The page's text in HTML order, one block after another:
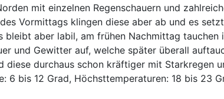
mit einzelnen Regenschauern und
Vormittags klingen diese aber ab und es
bleibt aber labil, am frühen Nachmittag tauchen
und Gewitter auf, welche später überall
diese durchaus schon kräftiger mit Starkregen
6 bis 12 Grad, Höchsttemperaturen: 18 bis 23